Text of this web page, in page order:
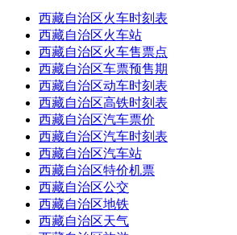
西藏自治区火车时刻表
西藏自治区火车站
西藏自治区火车售票点
西藏自治区车票预售期
西藏自治区动车时刻表
西藏自治区高铁时刻表
西藏自治区汽车票价
西藏自治区汽车时刻表
西藏自治区汽车站
西藏自治区特价机票
西藏自治区公交
西藏自治区地铁
西藏自治区天气